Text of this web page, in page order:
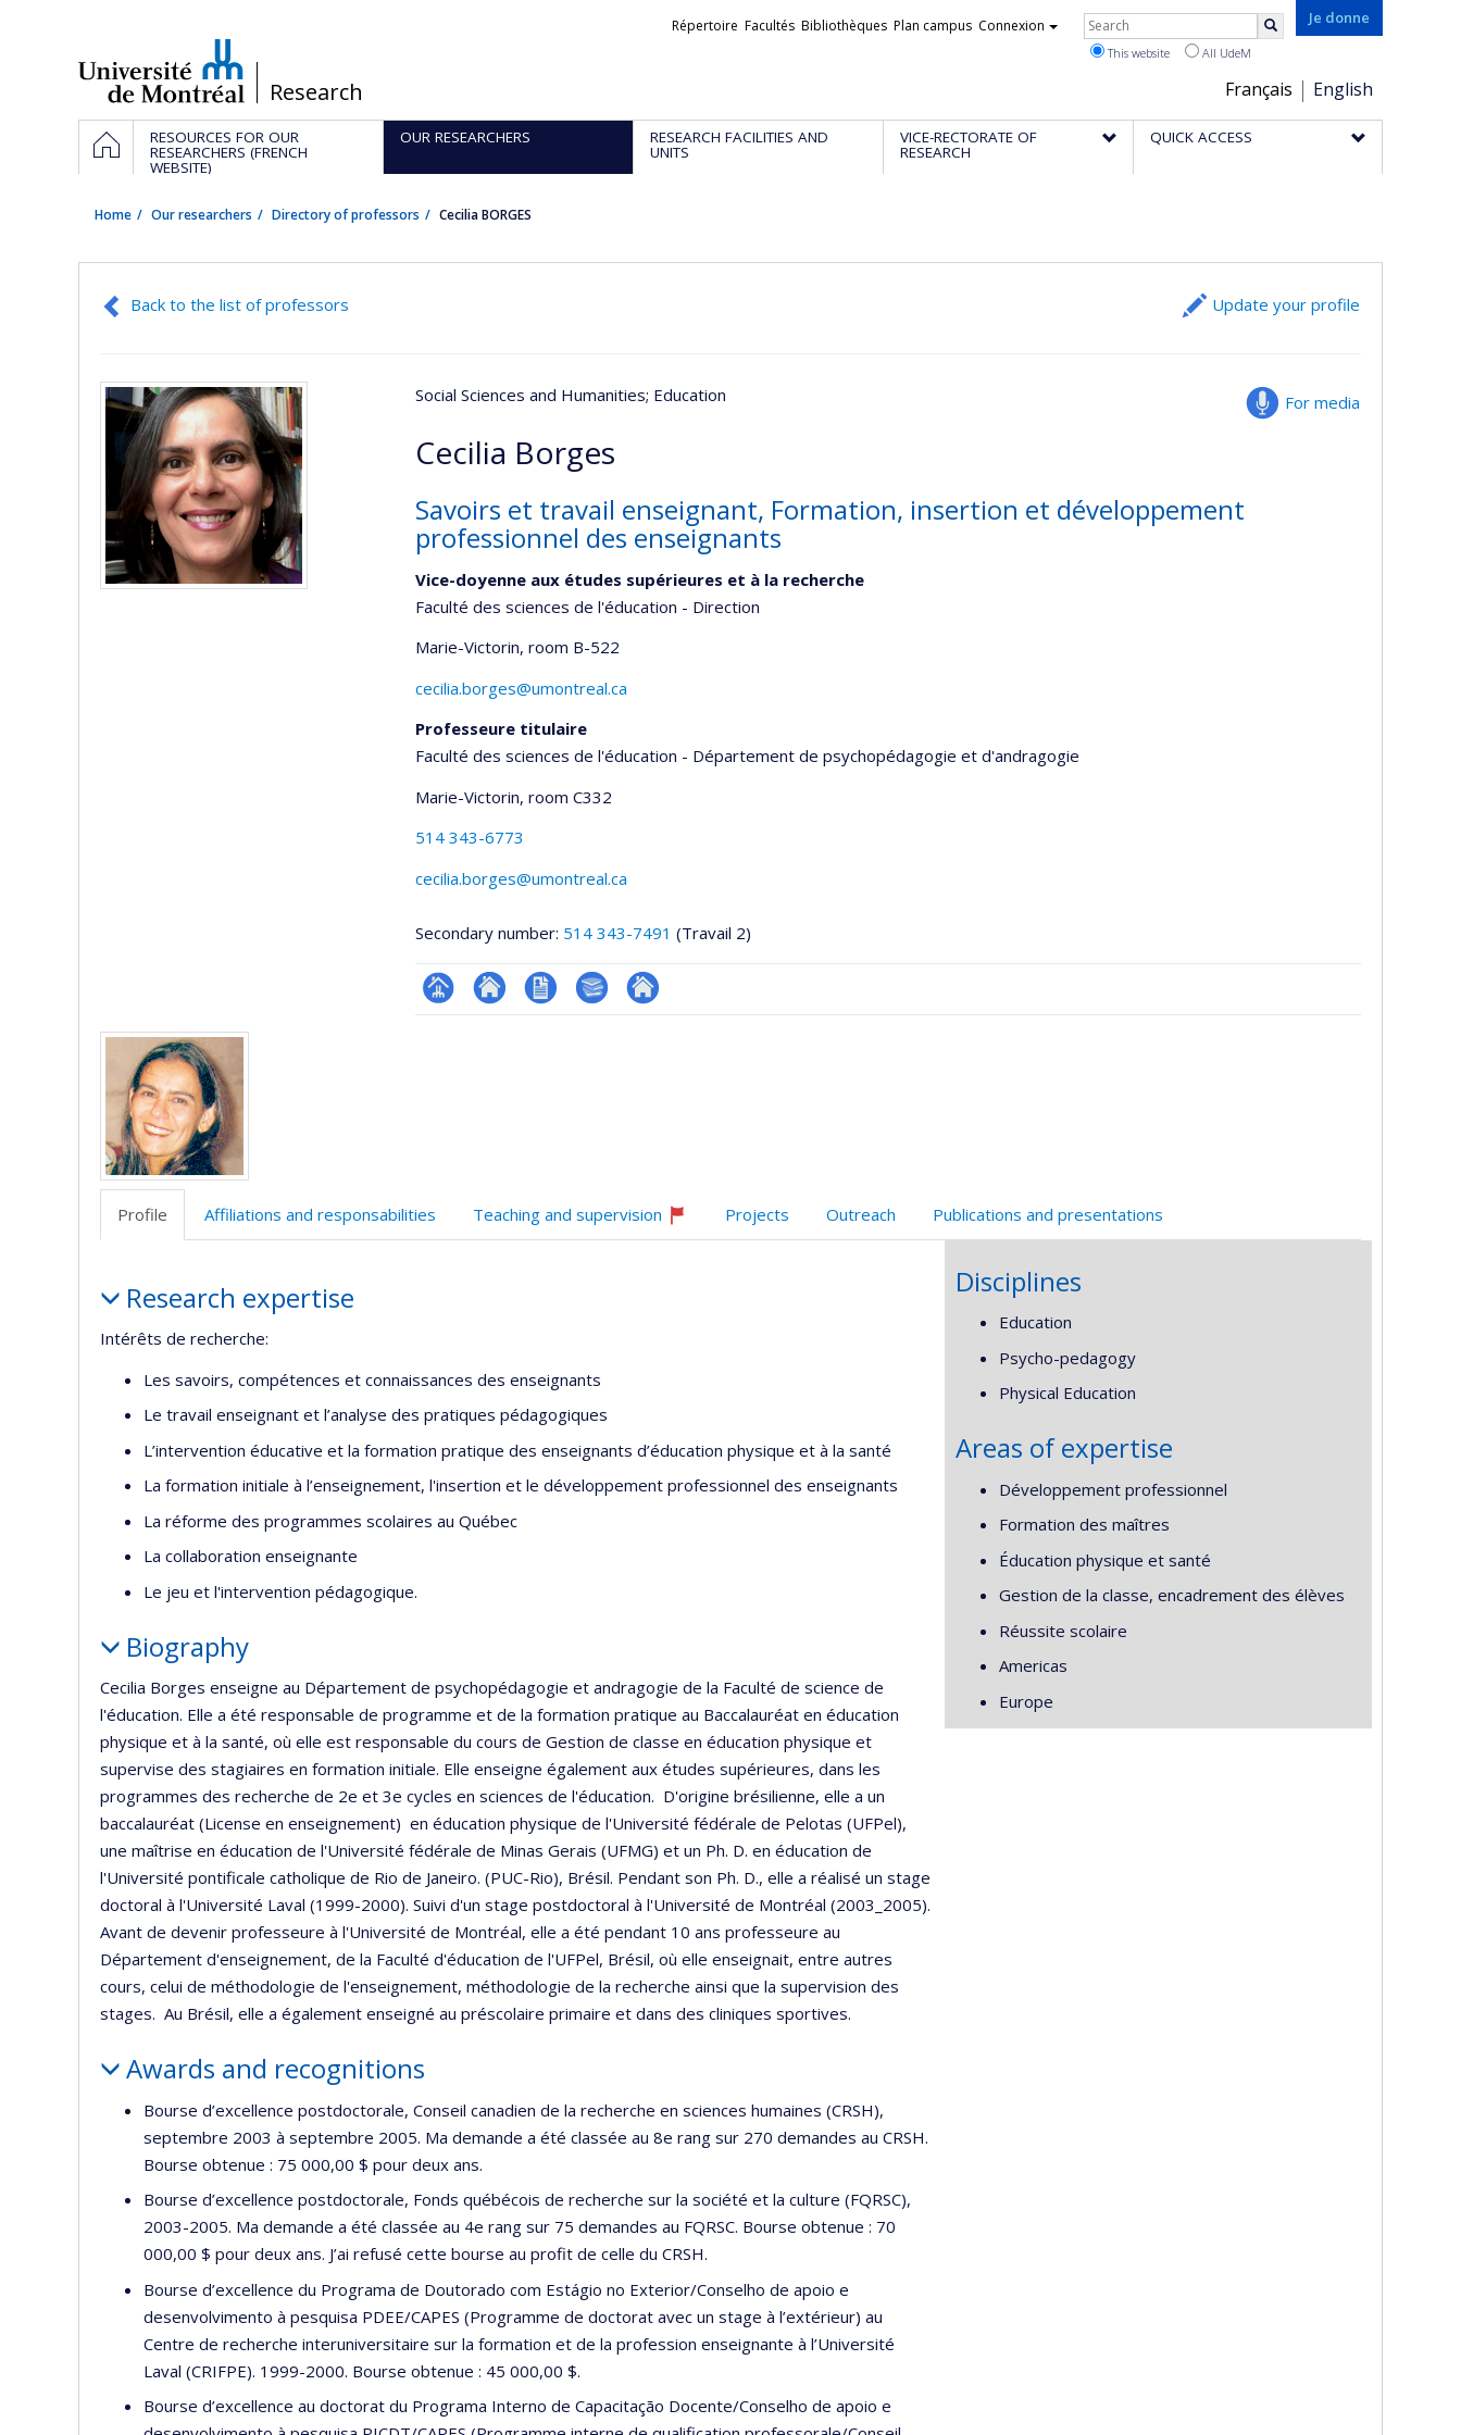
/Research
Je donne
Choix
de
la
Français English
Liens
Répertoire Facultés Bibliothèques Plan campus Connexion Rechercher
This website All UdeM
Navigation
principale
HOMERESOURCES FOR OUR
RESEARCHERS (FRENCH
WEBSITE)
OUR RESEARCHERS RESEARCH FACILITIES AND
UNITS
VICE-RECTORATE OF
RESEARCH
QUICK ACCESS
Home Our researchers Directory of professors Cecilia BORGES
Back to the list of professors Update your profile
For media
Social Sciences and Humanities; Education
Cecilia Borges
Savoirs et travail enseignant, Formation, insertion et développement
professionnel des enseignants
Vice-doyenne aux études supérieures et à la recherche
Faculté des sciences de l'éducation - Direction
Marie-Victorin, room B-522
cecilia.borges@umontreal.ca
Professeure titulaire
Faculté des sciences de l'éducation - Département de psychopédagogie et d'andragogie
Marie-Victorin, room C332
514 343-6773
cecilia.borges@umontreal.ca
Secondary number: 514 343-7491 (Travail 2)
Page Site
CV Bibliographie
Autre
Media
Profile Affiliations and responsabilities
Teaching and supervision
Currently
Projects Outreach Publications and presentations
Research expertise
Intérêts de recherche:
Les savoirs, compétences et connaissances des enseignants
Le travail enseignant et l’analyse des pratiques pédagogiques
L’intervention éducative et la formation pratique des enseignants d’éducation physique et à la santé
La formation initiale à l’enseignement, l'insertion et le développement professionnel des enseignants
La réforme des programmes scolaires au Québec
La collaboration enseignante
Le jeu et l'intervention pédagogique.
Biography
Cecilia Borges enseigne au Département de psychopédagogie et andragogie de la Faculté de science de
l'éducation. Elle a été responsable de programme et de la formation pratique au Baccalauréat en éducation
physique et à la santé, où elle est responsable du cours de Gestion de classe en éducation physique et
supervise des stagiaires en formation initiale. Elle enseigne également aux études supérieures, dans les
programmes des recherche de 2e et 3e cycles en sciences de l'éducation. D'origine brésilienne, elle a un
baccalauréat (License en enseignement) en éducation physique de l'Université fédérale de Pelotas (UFPel),
une maîtrise en éducation de l'Université fédérale de Minas Gerais (UFMG) et un Ph. D. en éducation de
l'Université pontificale catholique de Rio de Janeiro. (PUC-Rio), Brésil. Pendant son Ph. D., elle a réalisé un stage
doctoral à l'Université Laval (1999-2000). Suivi d'un stage postdoctoral à l'Université de Montréal (2003_2005).
Avant de devenir professeure à l'Université de Montréal, elle a été pendant 10 ans professeure au
Département d'enseignement, de la Faculté d'éducation de l'UFPel, Brésil, où elle enseignait, entre autres
cours, celui de méthodologie de l'enseignement, méthodologie de la recherche ainsi que la supervision des
stages. Au Brésil, elle a également enseigné au préscolaire primaire et dans des cliniques sportives.
Awards and recognitions
Bourse d’excellence postdoctorale, Conseil canadien de la recherche en sciences humaines (CRSH),
septembre 2003 à septembre 2005. Ma demande a été classée au 8e rang sur 270 demandes au CRSH.
Bourse obtenue : 75 000,00 $ pour deux ans.
Bourse d’excellence postdoctorale, Fonds québécois de recherche sur la société et la culture (FQRSC),
2003-2005. Ma demande a été classée au 4e rang sur 75 demandes au FQRSC. Bourse obtenue : 70
000,00 $ pour deux ans. J’ai refusé cette bourse au profit de celle du CRSH.
Bourse d’excellence du Programa de Doutorado com Estágio no Exterior/Conselho de apoio e
desenvolvimento à pesquisa PDEE/CAPES (Programme de doctorat avec un stage à l’extérieur) au
Centre de recherche interuniversitaire sur la formation et de la profession enseignante à l’Université
Laval (CRIFPE). 1999-2000. Bourse obtenue : 45 000,00 $.
Bourse d’excellence au doctorat du Programa Interno de Capacitação Docente/Conselho de apoio e
Disciplines
Education
Psycho-pedagogy
Physical Education
Areas of expertise
Développement professionnel
Formation des maîtres
Éducation physique et santé
Gestion de la classe, encadrement des élèves
Réussite scolaire
Americas
Europe